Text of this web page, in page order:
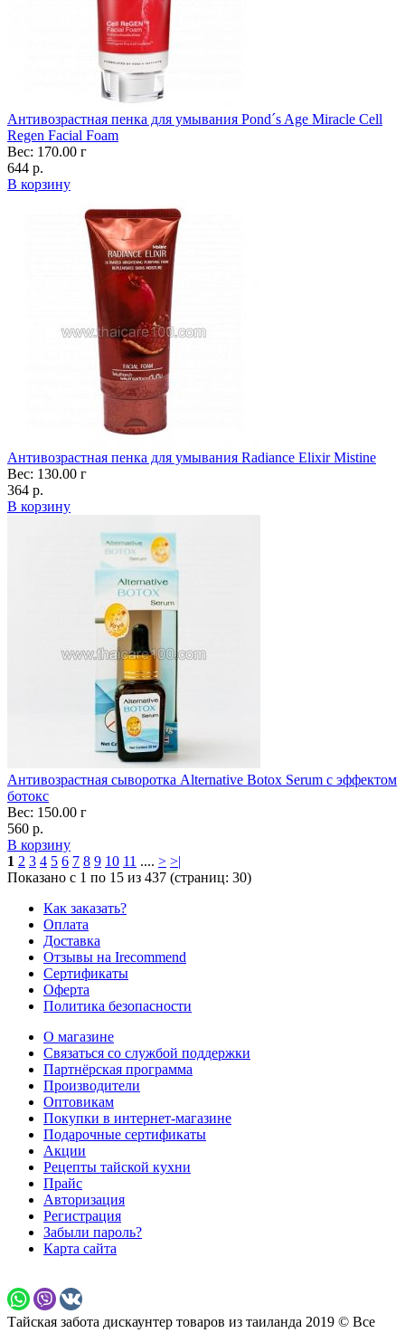
Антивозрастная пенка для умывания Pond´s Age Miracle Cell
Regen Facial Foam
Вес: 170.00 г
644 р.
В корзину
Антивозрастная пенка для умывания Radiance Elixir Mistine
Вес: 130.00 г
364 р.
В корзину
Антивозрастная сыворотка Alternative Botox Serum с эффектом
ботокс
Вес: 150.00 г
560 р.
В корзину
1 2 3 4 5 6 7 8 9 10 11 .... > >|
Показано с 1 по 15 из 437 (страниц: 30)
Как заказать?
Оплата
Доставка
Отзывы на Irecommend
Сертификаты
Оферта
Политика безопасности
О магазине
Связаться со службой поддержки
Партнёрская программа
Производители
Оптовикам
Покупки в интернет-магазине
Подарочные сертификаты
Акции
Рецепты тайской кухни
Прайс
Авторизация
Регистрация
Забыли пароль?
Карта сайта
Тайская забота дискаунтер товаров из таиланда 2019 © Все